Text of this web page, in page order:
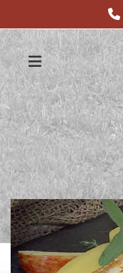
Zum Inhalt springen